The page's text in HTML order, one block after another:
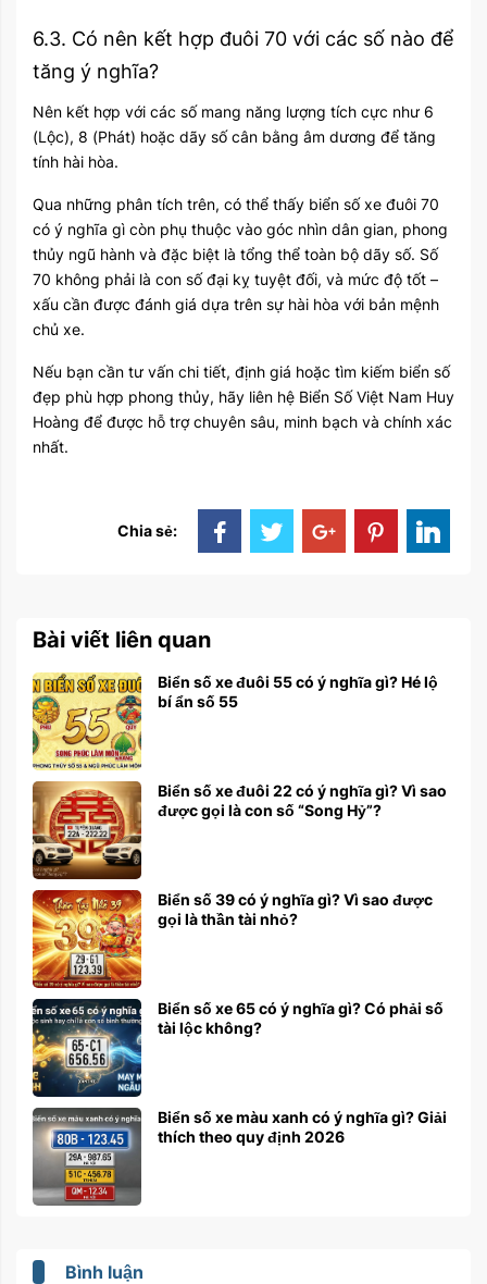
6.3. Có nên kết hợp đuôi 70 với các số nào để
tăng ý nghĩa?
Nên kết hợp với các số mang năng lượng tích cực như 6
(Lộc), 8 (Phát) hoặc dãy số cân bằng âm dương để tăng
tính hài hòa.
Qua những phân tích trên, có thể thấy biển số xe đuôi 70
có ý nghĩa gì còn phụ thuộc vào góc nhìn dân gian, phong
thủy ngũ hành và đặc biệt là tổng thể toàn bộ dãy số. Số
70 không phải là con số đại kỵ tuyệt đối, và mức độ tốt –
xấu cần được đánh giá dựa trên sự hài hòa với bản mệnh
chủ xe.
Nếu bạn cần tư vấn chi tiết, định giá hoặc tìm kiếm biển số
đẹp phù hợp phong thủy, hãy liên hệ Biển Số Việt Nam Huy
Hoàng để được hỗ trợ chuyên sâu, minh bạch và chính xác
nhất.
Chia sẻ:
Bài viết liên quan
Biển số xe đuôi 55 có ý nghĩa gì? Hé lộ
bí ẩn số 55
Biển số xe đuôi 22 có ý nghĩa gì? Vì sao
được gọi là con số “Song Hỷ”?
Biển số 39 có ý nghĩa gì? Vì sao được
gọi là thần tài nhỏ?
Biển số xe 65 có ý nghĩa gì? Có phải số
tài lộc không?
Biển số xe màu xanh có ý nghĩa gì? Giải
thích theo quy định 2026
Bình luận